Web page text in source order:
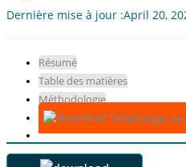
Dernière mise à jour :April 20,
Résumé
Table des matières
Méthodologie
Télécharger